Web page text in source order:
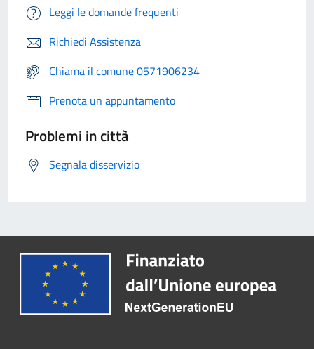
Leggi le domande frequenti
Richiedi Assistenza
Chiama il comune 0571906234
Prenota un appuntamento
Problemi in città
Segnala disservizio